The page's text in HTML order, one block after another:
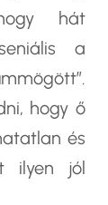
hát
a
hogy ő
és
ilyen jól